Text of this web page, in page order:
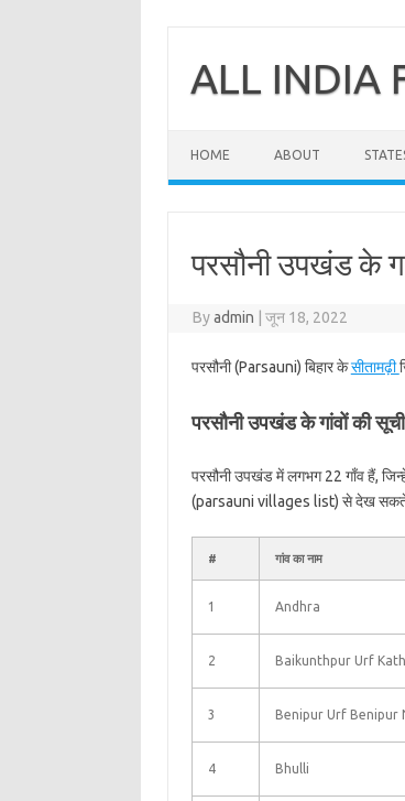
contentALL INDIA
HOME ABOUT
परसौनी उपखंड के
Byadmin जून 18, 2022
परसौनी (Parsauni) बिहार केसीतामढ़ी
परसौनी उपखंड के गांवों की
परसौनी उपखंड में लगभग 22 गाँव हैं,
(parsauni villages list) से देख
# गांव का नाम
1 Andhra
2 Baikunthpur Urf
3 Benipur Urf Benipur
4 Bhulli